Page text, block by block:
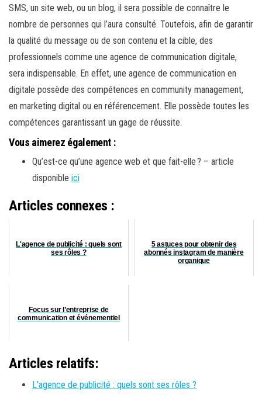
SMS, un site web, ou un blog, il sera possible de connaître le
nombre de personnes qui l’aura consulté. Toutefois, afin de garantir
la qualité du message ou de son contenu et la cible, des
professionnels comme une agence de communication digitale,
sera indispensable. En effet, une agence de communication en
digitale possède des compétences en community management,
en marketing digital ou en référencement. Elle possède toutes les
compétences garantissant un gage de réussite.
Vous aimerez également :
Qu’est-ce qu’une agence web et que fait-elle ? – article
disponible ici
Articles connexes :
L'agence de publicité : quels sont
ses rôles ?
5 astuces pour obtenir des
abonnés instagram de manière
organique
Focus sur l’entreprise de
communication et événementiel
Articles relatifs:
L'agence de publicité : quels sont ses rôles ?